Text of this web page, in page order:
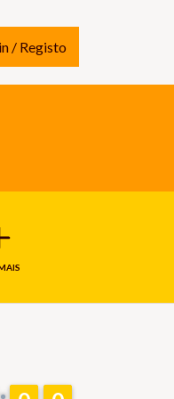
/ Registo